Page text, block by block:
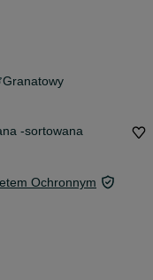
Granatowy
-sortowana
Ochronnym